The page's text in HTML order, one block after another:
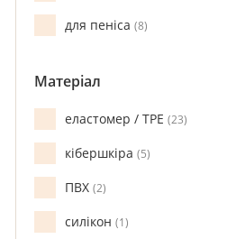
для пеніса 8
Матеріал
еластомер / TPE 23
кібершкіра 5
ПВХ 2
силікон 1